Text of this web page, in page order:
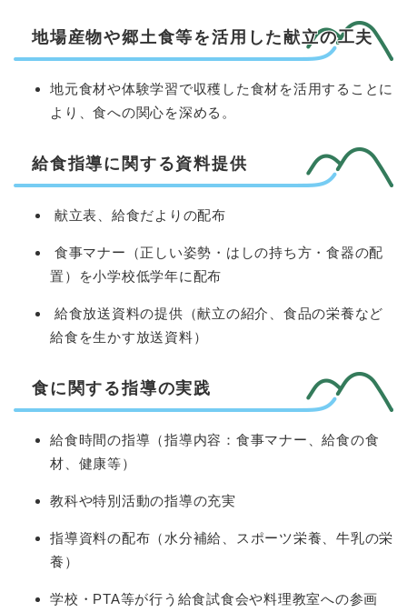
地場産物や郷土食等を活用した献立の工夫
地元食材や体験学習で収穫した食材を活用することに
より、食への関心を深める。
給食指導に関する資料提供
献立表、給食だよりの配布
食事マナー（正しい姿勢・はしの持ち方・食器の配
置）を小学校低学年に配布
給食放送資料の提供（献立の紹介、食品の栄養など
給食を生かす放送資料）
食に関する指導の実践
給食時間の指導（指導内容：食事マナー、給食の食
材、健康等）
教科や特別活動の指導の充実
指導資料の配布（水分補給、スポーツ栄養、牛乳の栄
養）
学校・PTA等が行う給食試食会や料理教室への参画